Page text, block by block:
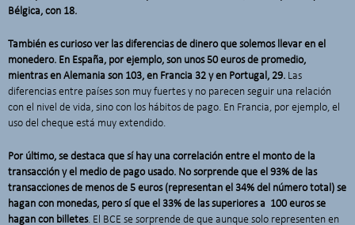
Bélgica, con 18.
También es curioso ver las diferencias de dinero que solemos llevar en el
monedero. En España, por ejemplo, son unos 50 euros de promedio,
mientras en Alemania son 103, en Francia 32 y en Portugal, 29. Las
diferencias entre países son muy fuertes y no parecen seguir una relación
con el nivel de vida, sino con los hábitos de pago. En Francia, por ejemplo, el
uso del cheque está muy extendido.
Por último, se destaca que sí hay una correlación entre el monto de la
transacción y el medio de pago usado. No sorprende que el 93% de las
transacciones de menos de 5 euros (representan el 34% del número total) se
hagan con monedas, pero sí que el 33% de las superiores a 100 euros se
hagan con billetes. El BCE se sorprende de que aunque solo representen en